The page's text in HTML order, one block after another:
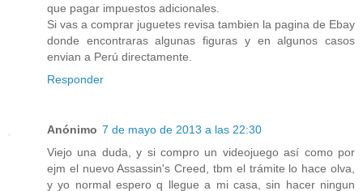
que pagar impuestos adicionales.
Si vas a comprar juguetes revisa tambien la pagina de Ebay
donde encontraras algunas figuras y en algunos casos
envian a Perú directamente.
Responder
Anónimo 7 de mayo de 2013 a las 22:30
Viejo una duda, y si compro un videojuego así como por
ejm el nuevo Assassin's Creed, tbm el trámite lo hace olva,
y yo normal espero q llegue a mi casa, sin hacer ningun